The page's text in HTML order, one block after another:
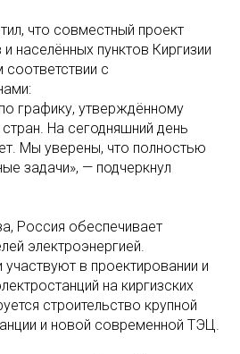
что совместный проект
населённых пунктов Киргизии
соответствии с
графику, утверждённому
На сегодняшний день
Мы уверены, что полностью
задачи», — подчеркнул
Россия обеспечивает
электроэнергией.
в проектировании и
на киргизских
строительство крупной
и новой современной ТЭЦ.